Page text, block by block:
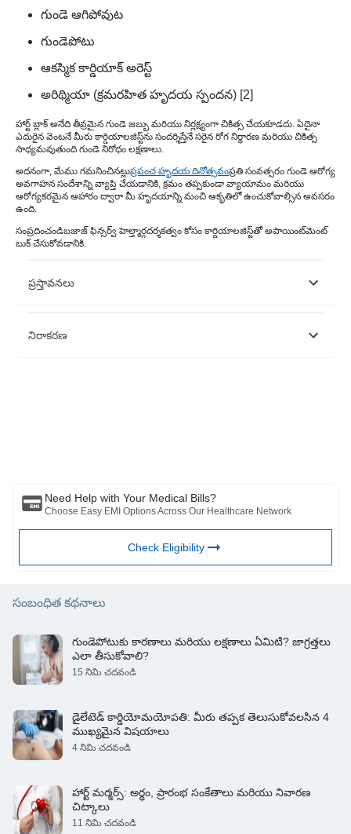
గుండె ఆగిపోవుట
గుండెపోటు
ఆకస్మిక కార్డియాక్ అరెస్ట్
అరిథ్మియా (క్రమరహిత హృదయ స్పందన) [2]
హార్ట్ బ్లాక్ అనేది తీవ్రమైన గుండె జబ్బు మరియు నిర్లక్ష్యంగా చికిత్స చేయకూడదు. ఏదైనా
ఎదురైన వెంటనే మీరు కార్డియాలజిస్ట్‌ను సందర్శిస్తేనే సరైన రోగ నిర్ధారణ మరియు చికిత్స
సాధ్యమవుతుంది గుండె నిరోధం లక్షణాలు.
అదనంగా, మేము గమనించినట్లుప్రపంచ హృదయ దినోత్సవంప్రతి సంవత్సరం గుండె ఆరోగ్య
అవగాహన సందేశాన్ని వ్యాప్తి చేయడానికి, క్రమం తప్పకుండా వ్యాయామం మరియు
ఆరోగ్యకరమైన ఆహారం ద్వారా మీ హృదయాన్ని మంచి ఆకృతిలో ఉంచుకోవాల్సిన అవసరం
ఉంది.
సంప్రదించండిబజాజ్ ఫిన్సర్వ్ హెల్త్మార్గదర్శకత్వం కోసం కార్డియాలజిస్ట్‌తో అపాయింట్‌మెంట్
బుక్ చేసుకోవడానికి.
ప్రస్తావనలు
https://www.nhsinform.scot/illnesses-and-conditions/heart-
నిరాకరణ
Need Help with Your Medical Bills?
Choose Easy EMI Options Across Our Healthcare Network
Check Eligibility
సంబంధిత కథనాలు
గుండెపోటుకు కారణాలు మరియు లక్షణాలు ఏమిటి? జాగ్రత్తలు
ఎలా తీసుకోవాలి?
15 నిమి చదవండి
డైలేటెడ్ కార్డియోమయోపతి: మీరు తప్పక తెలుసుకోవలసిన 4
ముఖ్యమైన విషయాలు
4 నిమి చదవండి
హార్ట్ మర్మర్స్: అర్థం, ప్రారంభ సంకేతాలు మరియు నివారణ
చిట్కాలు
11 నిమి చదవండి